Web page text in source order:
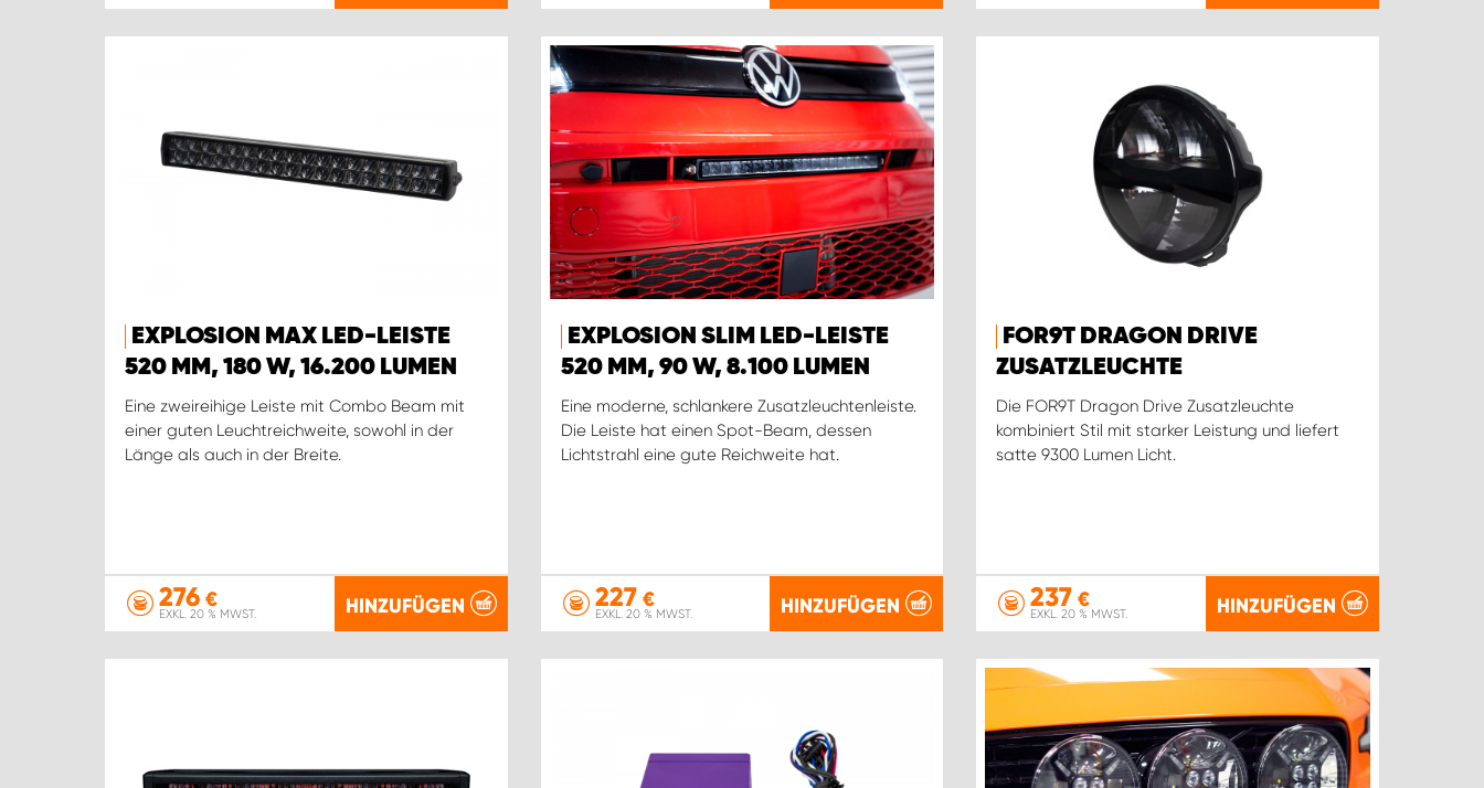
EXPLOSION MAX LED-LEISTE
520 MM, 180 W, 16.200 LUMEN
Eine zweireihige Leiste mit Combo Beam mit
einer guten Leuchtreichweite, sowohl in der
Länge als auch in der Breite.
276 €
EXKL. 20 % MWST. HINZUFÜGEN
EXPLOSION SLIM LED-LEISTE
520 MM, 90 W, 8.100 LUMEN
Eine moderne, schlankere Zusatzleuchtenleiste.
Die Leiste hat einen Spot-Beam, dessen
Lichtstrahl eine gute Reichweite hat.
227€
EXKL. 20 % MWST. HINZUFÜGEN
FOR9T DRAGON DRIVE
ZUSATZLEUCHTE
Die FOR9T Dragon Drive Zusatzleuchte
kombiniert Stil mit starker Leistung und liefert
satte 9300 Lumen Licht.
237 €
EXKL. 20 % MWST. HINZUFÜGEN